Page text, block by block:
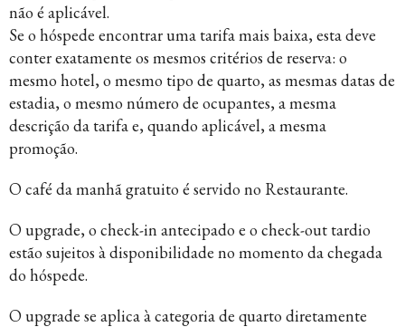
não é aplicável.
Se o hóspede encontrar uma tarifa mais baixa, esta deve
conter exatamente os mesmos critérios de reserva: o
mesmo hotel, o mesmo tipo de quarto, as mesmas datas de
estadia, o mesmo número de ocupantes, a mesma
descrição da tarifa e, quando aplicável, a mesma
promoção.
O café da manhã gratuito é servido no Restaurante.
O upgrade, o check-in antecipado e o check-out tardio
estão sujeitos à disponibilidade no momento da chegada
do hóspede.
O upgrade se aplica à categoria de quarto diretamente